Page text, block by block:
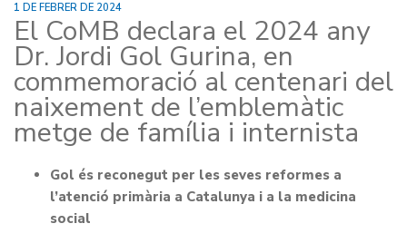
1 DE FEBRER DE 2024
El CoMB declara el 2024 any
Dr. Jordi Gol Gurina, en
commemoració al centenari del
naixement de l’emblemàtic
metge de família i internista
Gol és reconegut per les seves reformes a
l’atenció primària a Catalunya i a la medicina
social